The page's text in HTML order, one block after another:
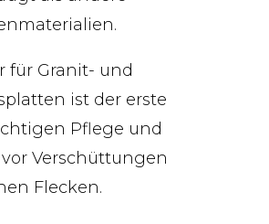
für Granit- und
ist der erste
Pflege und
Verschüttungen
Flecken.